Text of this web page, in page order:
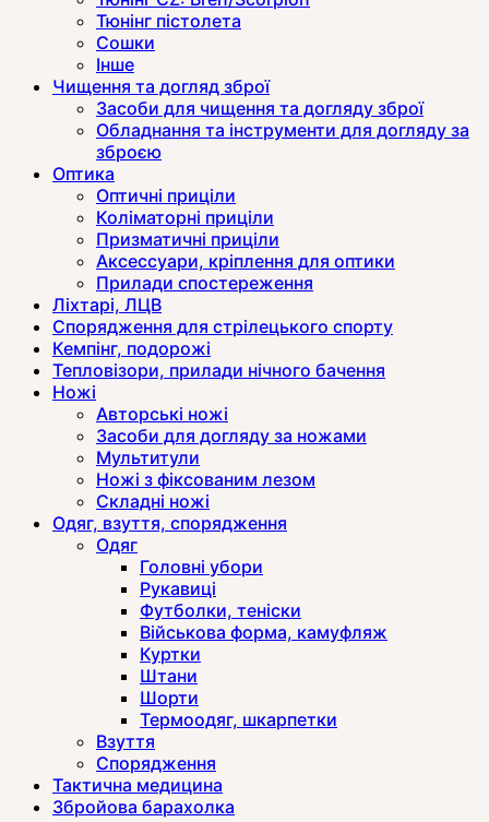
Тюнінг пістолета
Сошки
Інше
Чищення та догляд зброї
Засоби для чищення та догляду зброї
Обладнання та інструменти для догляду за
зброєю
Оптика
Оптичні приціли
Коліматорні приціли
Призматичні приціли
Аксессуари, кріплення для оптики
Прилади спостереження
Ліхтарі, ЛЦВ
Спорядження для стрілецького спорту
Кемпінг, подорожі
Тепловізори, прилади нічного бачення
Ножі
Авторські ножі
Засоби для догляду за ножами
Мультитули
Ножі з фіксованим лезом
Складні ножі
Одяг, взуття, спорядження
Одяг
Головні убори
Рукавиці
Футболки, теніски
Військова форма, камуфляж
Куртки
Штани
Шорти
Термоодяг, шкарпетки
Взуття
Спорядження
Тактична медицина
Збройова барахолка